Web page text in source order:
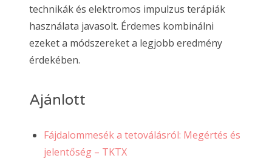
technikák és elektromos impulzus terápiák
használata javasolt. Érdemes kombinálni
ezeket a módszereket a legjobb eredmény
érdekében.
Ajánlott
Fájdalommesék a tetoválásról: Megértés és
jelentőség – TKTX